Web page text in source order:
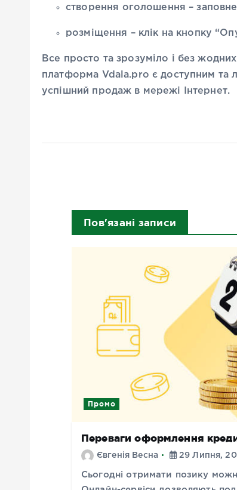
створення оголошення –
розміщення – клік на кнопку
Все просто та зрозуміло і без
платформа Vdala.pro є доступним та
успішний продаж в мережі Інтернет.
Пов'язані записи
Промо
Переваги оформлення
Євгенія Весна 29 Липня,
Сьогодні отримати позику